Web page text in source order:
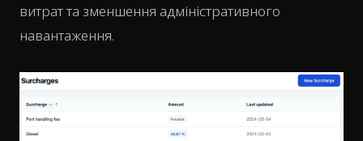
витрат та зменшення адміністративного
навантаження.